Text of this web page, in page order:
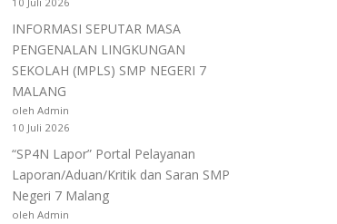
INFORMASI SEPUTAR MASA
PENGENALAN LINGKUNGAN
SEKOLAH (MPLS) SMP NEGERI 7
MALANG
oleh Admin
10 Juli 2026
“SP4N Lapor” Portal Pelayanan
Laporan/Aduan/Kritik dan Saran SMP
Negeri 7 Malang
oleh Admin